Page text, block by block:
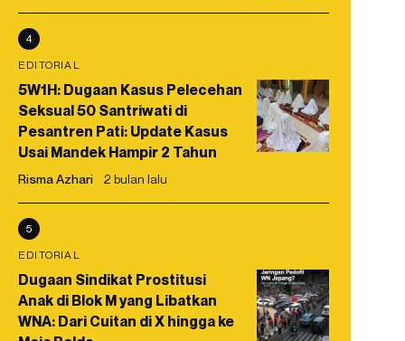
4
EDITORIAL
5W1H: Dugaan Kasus Pelecehan
Seksual 50 Santriwati di
Pesantren Pati: Update Kasus
Usai Mandek Hampir 2 Tahun
Risma Azhari 2 bulan lalu
5
EDITORIAL
Dugaan Sindikat Prostitusi
Anak di Blok M yang Libatkan
WNA: Dari Cuitan di X hingga ke